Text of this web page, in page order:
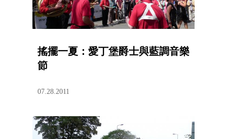
搖擺一夏：愛丁堡爵士與藍調音樂
節
07.28.2011